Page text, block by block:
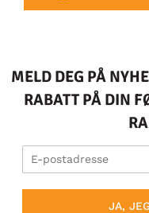
MELD DEG PÅ
RABATT PÅ DIN
JA,